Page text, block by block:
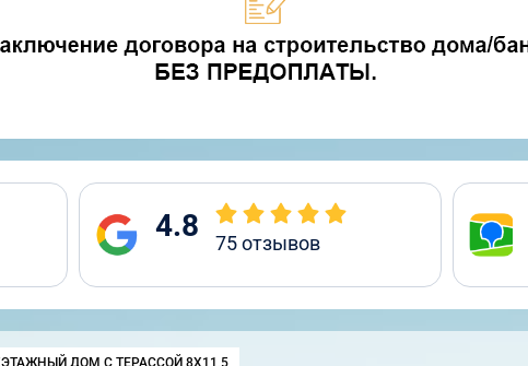
4.8 75отзывов
ДОМ С ТЕРАССОЙ 8Х11,5